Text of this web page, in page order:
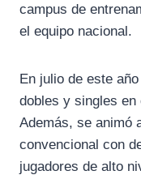
campus de
el equipo nacional.
En julio de este
dobles y singles en
Además, se animó
convencional con
jugadores de alto